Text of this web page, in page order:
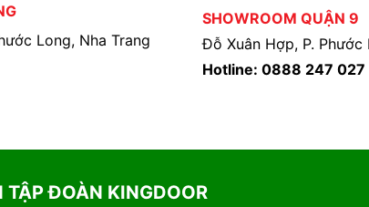
Long, Nha Trang
SHOWROOM QUẬN 9
Đỗ Xuân Hợp, P. Phước
Hotline: 0888 247 027
TẬP ĐOÀN KINGDOOR